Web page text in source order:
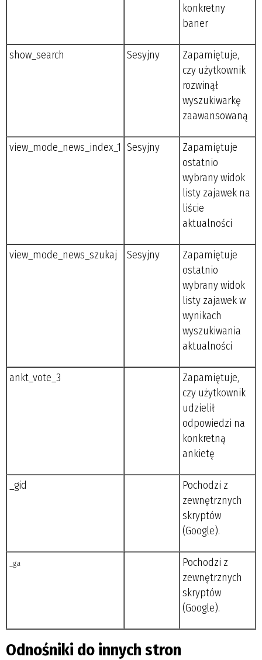
konkretny
baner
show_search Sesyjny
Zapamiętuje,
czy użytkownik
rozwinął
wyszukiwarkę
zaawansowaną
view_mode_news_index_1 Sesyjny
Zapamiętuje
ostatnio
wybrany widok
listy zajawek na
liście
aktualności
view_mode_news_szukaj Sesyjny
Zapamiętuje
ostatnio
wybrany widok
listy zajawek w
wynikach
wyszukiwania
aktualności
ankt_vote_3
Zapamiętuje,
czy użytkownik
udzielił
odpowiedzi na
konkretną
ankietę
_gid
Pochodzi z
zewnętrznych
skryptów
(Google).
_ga
Pochodzi z
zewnętrznych
skryptów
(Google).
Odnośniki do innych stron